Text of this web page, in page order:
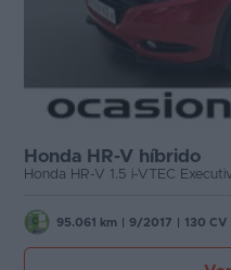
Honda HR-V híbrido
95.061 km 9/2017 130 CV